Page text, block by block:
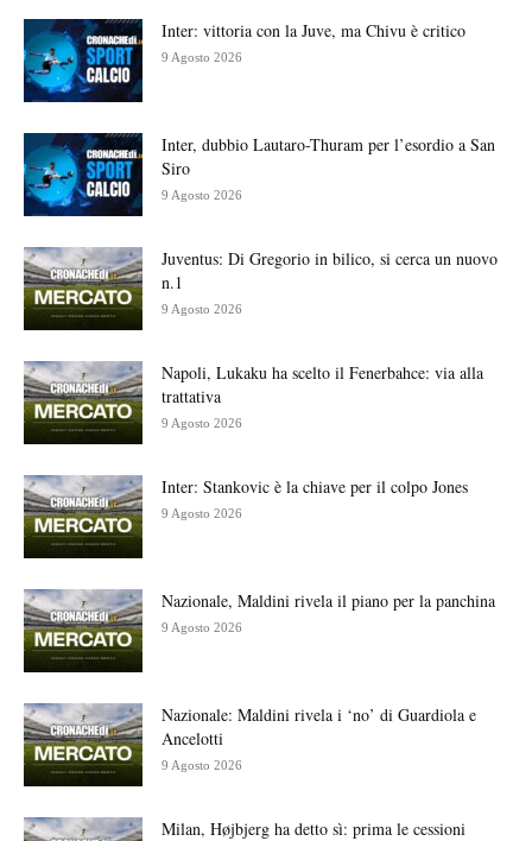
Inter: vittoria con la Juve, ma Chivu è critico
9 Agosto 2026
Inter, dubbio Lautaro-Thuram per l’esordio a San
Siro
9 Agosto 2026
Juventus: Di Gregorio in bilico, si cerca un nuovo
n.1
9 Agosto 2026
Napoli, Lukaku ha scelto il Fenerbahce: via alla
trattativa
9 Agosto 2026
Inter: Stankovic è la chiave per il colpo Jones
9 Agosto 2026
Nazionale, Maldini rivela il piano per la panchina
9 Agosto 2026
Nazionale: Maldini rivela i ‘no’ di Guardiola e
Ancelotti
9 Agosto 2026
Milan, Højbjerg ha detto sì: prima le cessioni